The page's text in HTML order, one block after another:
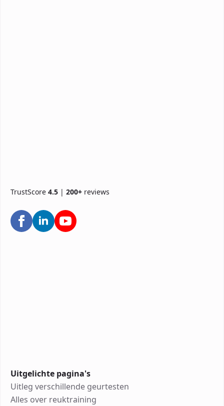
TrustScore 4.5 | 200+ reviews
Uitgelichte pagina's
Uitleg verschillende geurtesten
Alles over reuktraining